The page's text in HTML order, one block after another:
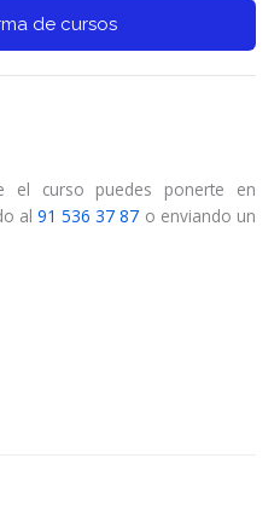
de cursos
el curso puedes ponerte en
al 91 536 37 87 o enviando un